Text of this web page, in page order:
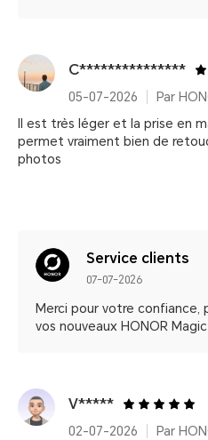
C***************
05-07-2026
Il est très léger et la prise en
permet vraiment bien de
photos
Service clients
07-07-2026
Merci pour votre
vos nouveaux HONOR
V*****
02-07-2026